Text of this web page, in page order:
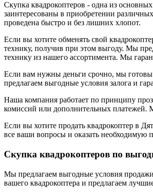
Скупка квадрокоптеров - одна из
заинтересованы в приобретении
проведена быстро и без лишних хлопот.
Если вы хотите обменять свой
технику, получив при этом выгоду. Мы
технику из нашего ассортимента. Мы
Если вам нужны деньги срочно, мы готовы
предлагаем выгодные условия залога и
Наша компания работает по принципу
комиссий или дополнительных платежей.
Если вы хотите продать квадрокоптер в
все ваши вопросы и оказать необходимую
Скупка квадрокоптеров по
Мы предлагаем выгодные условия
вашего квадрокоптера и предлагаем